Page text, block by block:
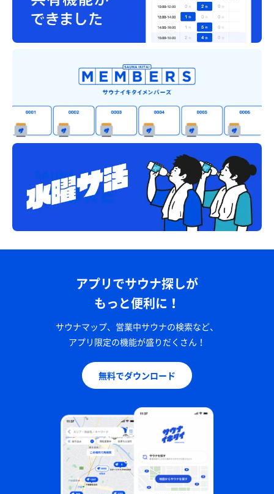
アプリでサウナ探しが
もっと便利に！
サウナマップ、営業中サウナの検索など、
アプリ限定の機能が盛りだくさん！
無料でダウンロード